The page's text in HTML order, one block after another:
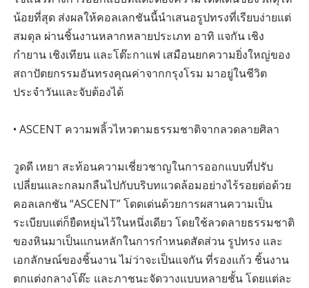
น้อยที่สุด ส่งผลให้คอลเลกชันนี้นำเสนอรูปทรงที่เรียบง่ายแต่
สมดุล ผ่านชิ้นงานหลากหลายประเภท อาทิ แจกัน เชิง
กำยาน เชิงเทียน และโต๊ะกาแฟ เสมือนยกความยิ่งใหญ่ของ
สถาปัตยกรรมอันทรงคุณค่าจากกรุงโรม มาอยู่ในชีวิต
ประจำวันและจับต้องได้
• ASCENT ความพลิ้วไหวตามธรรมชาติจากลวดลายศิลา
วูดดี เหยา สะท้อนความเชี่ยวชาญในการออกแบบที่ปรับ
เปลี่ยนและกลมกลืนไปกับบริบทแวดล้อมอย่างไร้รอยต่อด้วย
คอลเลกชัน “ASCENT” โดดเด่นด้วยการผสานความเป็น
ระเบียบแต่ก็ยืดหยุ่นไว้ในหนึ่งเดียว โดยใช้ลวดลายธรรมชาติ
ของหินมาเป็นแกนหลักในการกำหนดสัดส่วน รูปทรง และ
เอกลักษณ์ของชิ้นงาน ไม่ว่าจะเป็นแจกัน ที่รองแก้ว ชิ้นงาน
ตกแต่งกลางโต๊ะ และภาชนะจัดวางแบบหลายชั้น โดยแต่ละ